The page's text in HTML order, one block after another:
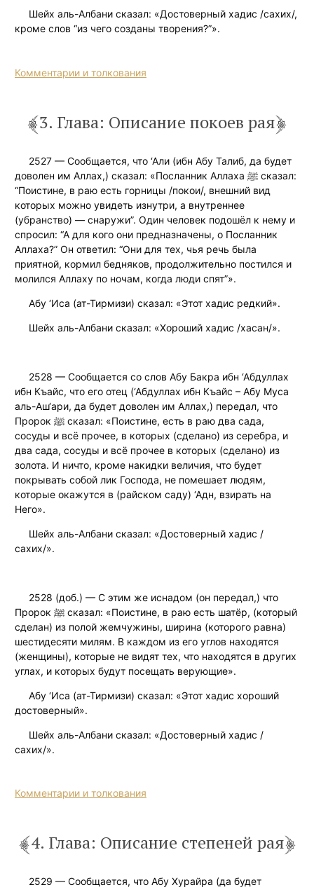
Шейх аль-Албани сказал: «Достоверный хадис /сахих/,
кроме слов “из чего созданы творения?”».
Комментарии и толкования
3. Глава: Описание покоев рая
2527 — Сообщается, что ‘Али (ибн Абу Талиб, да будет
доволен им Аллах,) сказал: «Посланник Аллаха ﷺ сказал:
“Поистине, в раю есть горницы /покои/, внешний вид
которых можно увидеть изнутри, а внутреннее
(убранство) — снаружи”. Один человек подошёл к нему и
спросил: “А для кого они предназначены, о Посланник
Аллаха?” Он ответил: “Они для тех, чья речь была
приятной, кормил бедняков, продолжительно постился и
молился Аллаху по ночам, когда люди спят”».
Абу ‘Иса (ат-Тирмизи) сказал: «Этот хадис редкий».
Шейх аль-Албани сказал: «Хороший хадис /хасан/».
2528 — Сообщается со слов Абу Бакра ибн ‘Абдуллах
ибн Къайс, что его отец (‘Абдуллах ибн Къайс – Абу Муса
аль-Аш‘ари, да будет доволен им Аллах,) передал, что
Пророк ﷺ сказал: «Поистине, есть в раю два сада,
сосуды и всё прочее, в которых (сделано) из серебра, и
два сада, сосуды и всё прочее в которых (сделано) из
золота. И ничто, кроме накидки величия, что будет
покрывать собой лик Господа, не помешает людям,
которые окажутся в (райском саду) ‘Адн, взирать на
Него».
Шейх аль-Албани сказал: «Достоверный хадис /
сахих/».
2528 (доб.) — С этим же иснадом (он передал,) что
Пророк ﷺ сказал: «Поистине, в раю есть шатёр, (который
сделан) из полой жемчужины, ширина (которого равна)
шестидесяти милям. В каждом из его углов находятся
(женщины), которые не видят тех, что находятся в других
углах, и которых будут посещать верующие».
Абу ‘Иса (ат-Тирмизи) сказал: «Этот хадис хороший
достоверный».
Шейх аль-Албани сказал: «Достоверный хадис /
сахих/».
Комментарии и толкования
4. Глава: Описание степеней рая
2529 — Сообщается, что Абу Хурайра (да будет